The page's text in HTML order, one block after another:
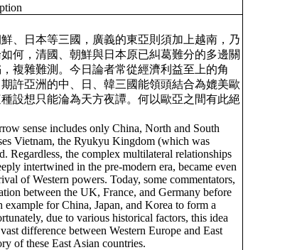
、日本等三國，廣義的東亞則須加上越南，乃
何，清國、朝鮮與日本原已糾葛難分的多邊關
複雜難測。今日論者常從經濟利益至上的角
許亞洲的中、日、韓三國能領頭結合為媲美歐
設想只能淪為天方夜譚。何以歐亞之間有此絕
sense includes only China, North and South
Vietnam, the Ryukyu Kingdom (which was
Regardless, the complex multilateral relationships
intertwined in the pre-modern era, became even
of Western powers. Today, some commentators,
between the UK, France, and Germany before
for China, Japan, and Korea to form a
due to various historical factors, this idea
difference between Western Europe and East
of these East Asian countries.